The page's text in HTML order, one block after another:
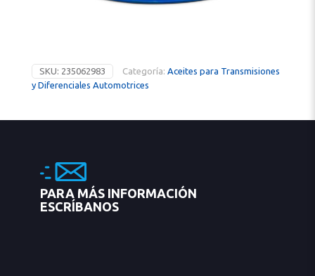
SKU: 235062983 Categoría: Aceites para Transmisiones
y Diferenciales Automotrices
PARA MÁS INFORMACIÓN
ESCRÍBANOS